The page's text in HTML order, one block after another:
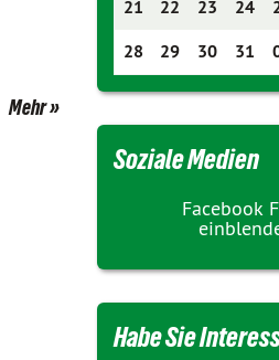
Mehr
21
22 23 24
28
29 30 31
Soziale Medien
Facebook
Habe Sie